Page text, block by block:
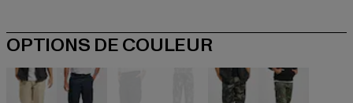
OPTIONS DE COULEUR